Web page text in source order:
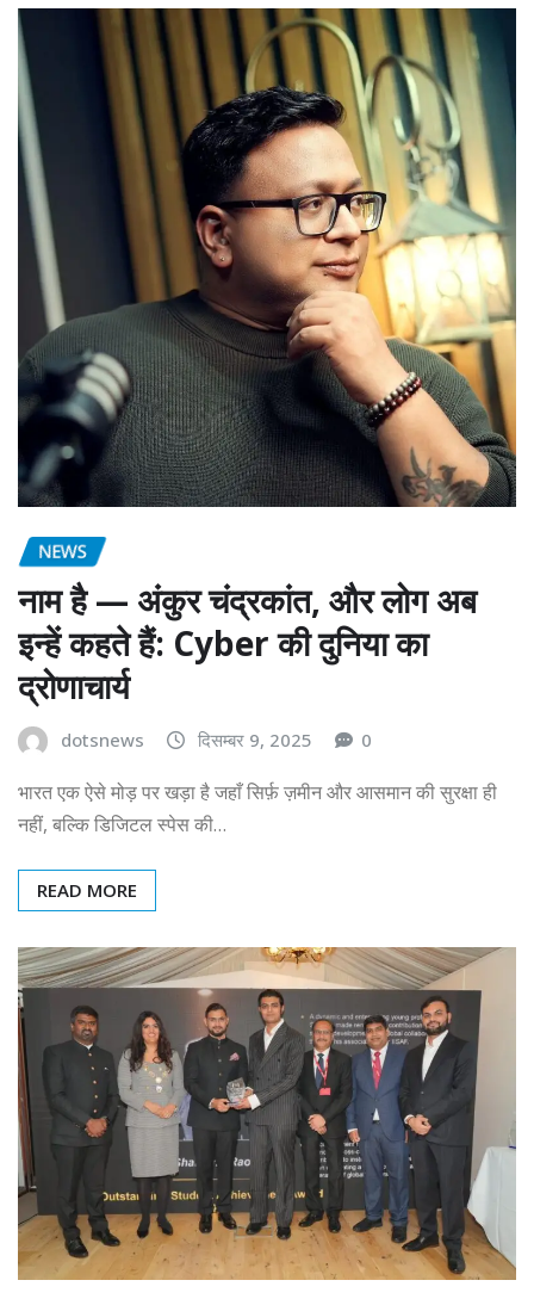
NEWS
नाम है — अंकुर चंद्रकांत, और लोग अब
इन्हें कहते हैं: Cyber की दुनिया का
द्रोणाचार्य
dotsnews दिसम्बर 9, 2025 0
भारत एक ऐसे मोड़ पर खड़ा है जहाँ सिर्फ़ ज़मीन और आसमान की सुरक्षा ही
नहीं, बल्कि डिजिटल स्पेस की…
READ MORE